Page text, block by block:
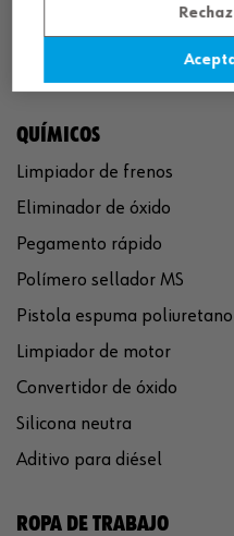
QUÍMICOS
Limpiador de frenos
Eliminador de óxido
Pegamento rápido
Polímero sellador MS
Pistola espuma poliuretano
Limpiador de motor
Convertidor de óxido
Silicona neutra
Aditivo para diésel
ROPA DE TRABAJO